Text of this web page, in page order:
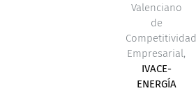
Valenciano
de
Competitividad
Empresarial,
IVACE-
ENERGÍA